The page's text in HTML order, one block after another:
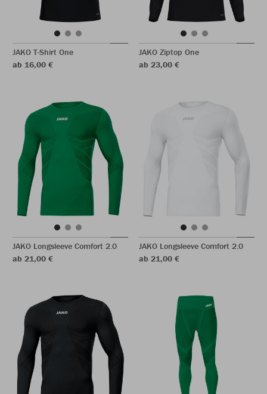
JAKO T-Shirt One
ab 16,00 €
JAKO Ziptop One
ab 23,00 €
JAKO Longsleeve Comfort 2.0
ab 21,00 €
JAKO Longsleeve Comfort 2.0
ab 21,00 €